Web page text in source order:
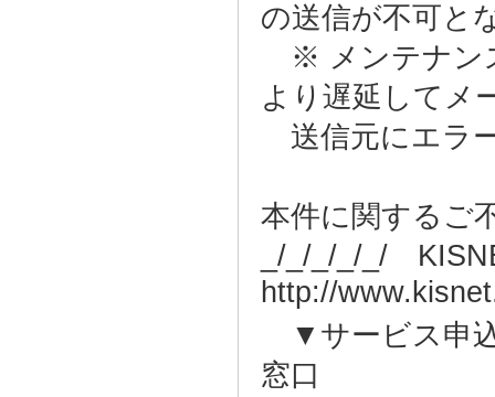
の送信が不可と
※ メンテナン
より遅延してメ
送信元にエラ
本件に関するご
_/_/_/_/_/
http://
▼サービス申込
窓口